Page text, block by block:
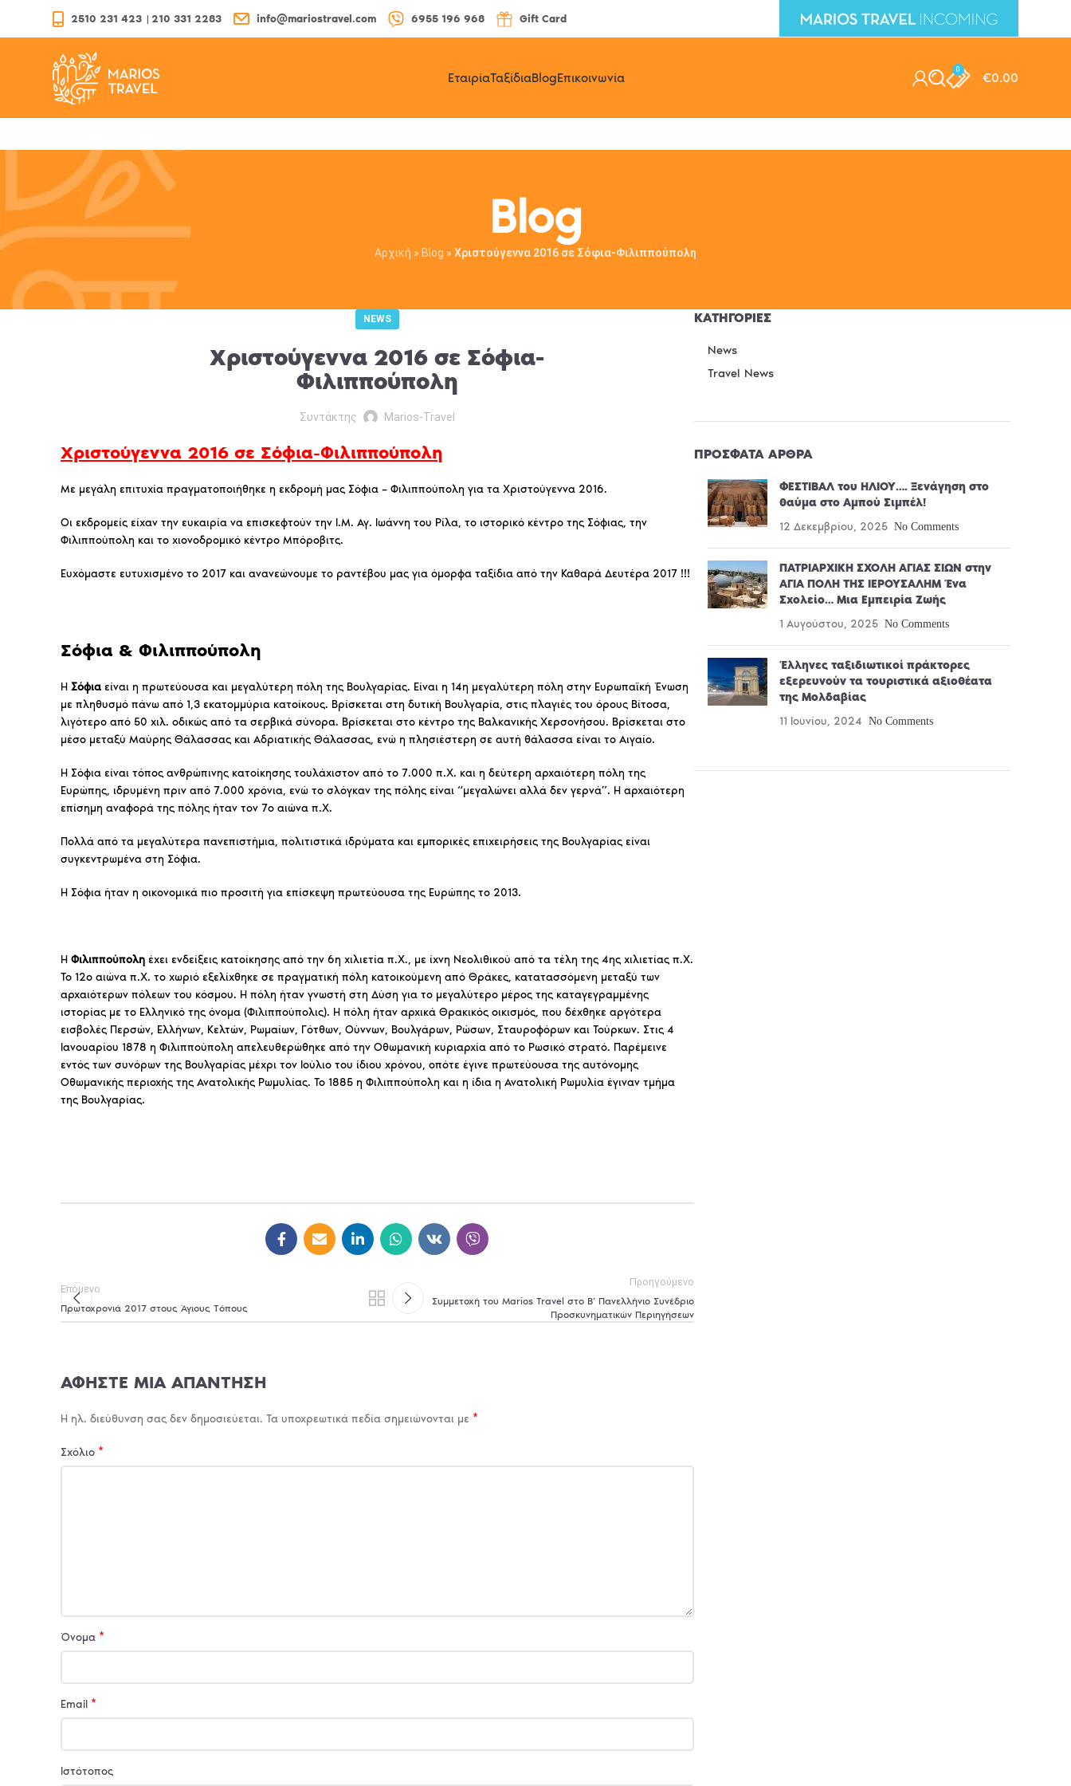
2510 231 423 | 210 331 2283 info@mariostravel.com 6955 196 968 Gift Card
ΕταιρίαΤαξίδιαBlogΕπικοινωνία
0
€0.00
Blog
Αρχική » Blog » Χριστούγεννα 2016 σε Σόφια-Φιλιππούπολη
NEWS
Χριστούγεννα 2016 σε Σόφια-
Φιλιππούπολη
Συντάκτης Marios-Travel
Χριστούγεννα 2016 σε Σόφια-Φιλιππούπολη
Με μεγάλη επιτυχία πραγματοποιήθηκε η εκδρομή μας Σόφια – Φιλιππούπολη για τα Χριστούγεννα 2016.
Οι εκδρομείς είχαν την ευκαιρία να επισκεφτούν την Ι.Μ. Αγ. Ιωάννη του Ρίλα, το ιστορικό κέντρο της Σόφιας, την
Φιλιππούπολη και το χιονοδρομικό κέντρο Μπόροβιτς.
Ευχόμαστε ευτυχισμένο το 2017 και ανανεώνουμε το ραντέβου μας για όμορφα ταξίδια από την Καθαρά Δευτέρα 2017 !!!
Σόφια & Φιλιππούπολη
Η Σόφια είναι η πρωτεύουσα και μεγαλύτερη πόλη της Βουλγαρίας. Είναι η 14η μεγαλύτερη πόλη στην Ευρωπαϊκή Ένωση
με πληθυσμό πάνω από 1,3 εκατομμύρια κατοίκους. Βρίσκεται στη δυτική Βουλγαρία, στις πλαγιές του όρους Βίτοσα,
λιγότερο από 50 χιλ. οδικώς από τα σερβικά σύνορα. Βρίσκεται στο κέντρο της Βαλκανικής Χερσονήσου. Βρίσκεται στο
μέσο μεταξύ Μαύρης Θάλασσας και Αδριατικής Θάλασσας, ενώ η πλησιέστερη σε αυτή θάλασσα είναι το Αιγαίο.
Η Σόφια είναι τόπος ανθρώπινης κατοίκησης τουλάχιστον από το 7.000 π.Χ. και η δεύτερη αρχαιότερη πόλη της
Ευρώπης, ιδρυμένη πριν από 7.000 χρόνια, ενώ το σλόγκαν της πόλης είναι “μεγαλώνει αλλά δεν γερνά”. Η αρχαιότερη
επίσημη αναφορά της πόλης ήταν τον 7ο αιώνα π.Χ.
Πολλά από τα μεγαλύτερα πανεπιστήμια, πολιτιστικά ιδρύματα και εμπορικές επιχειρήσεις της Βουλγαρίας είναι
συγκεντρωμένα στη Σόφια.
Η Σόφια ήταν η οικονομικά πιο προσιτή για επίσκεψη πρωτεύουσα της Ευρώπης το 2013.
Η Φιλιππούπολη έχει ενδείξεις κατοίκησης από την 6η χιλιετία π.Χ., με ίχνη Νεολιθικού από τα τέλη της 4ης χιλιετίας π.Χ.
Το 12ο αιώνα π.Χ. το χωριό εξελίχθηκε σε πραγματική πόλη κατοικούμενη από Θράκες, κατατασσόμενη μεταξύ των
αρχαιότερων πόλεων του κόσμου. Η πόλη ήταν γνωστή στη Δύση για το μεγαλύτερο μέρος της καταγεγραμμένης
ιστορίας με το Ελληνικό της όνομα (Φιλιππούπολις). Η πόλη ήταν αρχικά Θρακικός οικισμός, που δέχθηκε αργότερα
εισβολές Περσών, Ελλήνων, Κελτών, Ρωμαίων, Γότθων, Ούννων, Βουλγάρων, Ρώσων, Σταυροφόρων και Τούρκων. Στις 4
Ιανουαρίου 1878 η Φιλιππούπολη απελευθερώθηκε από την Οθωμανική κυριαρχία από το Ρωσικό στρατό. Παρέμεινε
εντός των συνόρων της Βουλγαρίας μέχρι τον Ιούλιο του ίδιου χρόνου, οπότε έγινε πρωτεύουσα της αυτόνομης
Οθωμανικής περιοχής της Ανατολικής Ρωμυλίας. Το 1885 η Φιλιππούπολη και η ίδια η Ανατολική Ρωμυλία έγιναν τμήμα
της Βουλγαρίας.
Επόμενο
Πρωτοχρονιά 2017 στους Άγιους Τόπους
Προηγούμενο
Συμμετοχή του Marios Travel στο Β’ Πανελλήνιο Συνέδριο
Προσκυνηματικών Περιηγήσεων
ΑΦΉΣΤΕ ΜΙΑ ΑΠΆΝΤΗΣΗ
Η ηλ. διεύθυνση σας δεν δημοσιεύεται. Τα υποχρεωτικά πεδία σημειώνονται με *
Σχόλιο *
Όνομα *
Email *
Ιστότοπος
ΚΑΤΗΓΟΡΊΕΣ
News
Travel News
ΠΡΌΣΦΑΤΑ ΆΡΘΡΑ
ΦΕΣΤΙΒΑΛ του ΗΛΙΟΥ…. Ξενάγηση στο
θαύμα στο Αμπού Σιμπέλ!
12 Δεκεμβρίου, 2025 No Comments
ΠΑΤΡΙΑΡΧΙΚΗ ΣΧΟΛΗ ΑΓΙΑΣ ΣΙΩΝ στην
ΑΓΙΑ ΠΟΛΗ ΤΗΣ ΙΕΡΟΥΣΑΛΗΜ Ένα
Σχολείο… Μια Εμπειρία Ζωής
1 Αυγούστου, 2025 No Comments
Έλληνες ταξιδιωτικοί πράκτορες
εξερευνούν τα τουριστικά αξιοθέατα
της Μολδαβίας
11 Ιουνίου, 2024 No Comments